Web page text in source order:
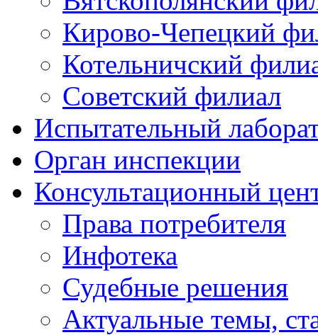
Кирово-Чепецкий
Котельничский
Советский филиал
Испытательный
Орган инспекции
Консультационный
Права потребителя
Инфотека
Судебные решения
Актуальные темы,